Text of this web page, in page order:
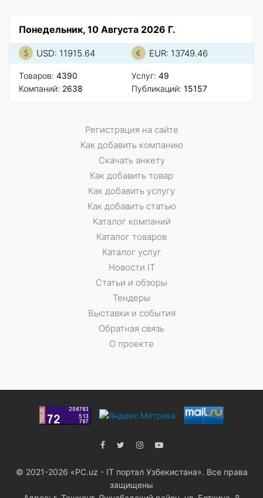
Понедельник, 10 Августа 2026 Г.
USD: 11915.64 EUR: 13749.46
Товаров: 4390
Компаний: 2638
Услуг: 49
Публикаций: 15157
Регистрация на сайте
Как добавить компанию
Скачать анкету
Как добавить товар
Как добавить услугу
Как добавить статью
Каталог компаний
Каталог товаров
Каталог услуг
Новости IT
Статьи и обзоры
Тендеры
Выставки и события
Обратная связь
О проекте
© 2021-2026 «PC.uz - IT портал Узбекистана». Все права
защищены